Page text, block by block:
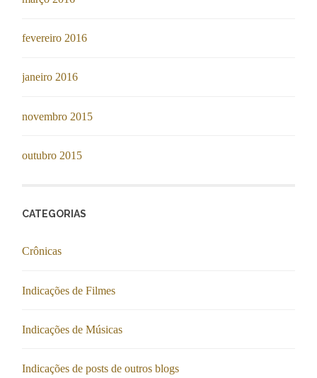
fevereiro 2016
janeiro 2016
novembro 2015
outubro 2015
CATEGORIAS
Crônicas
Indicações de Filmes
Indicações de Músicas
Indicações de posts de outros blogs